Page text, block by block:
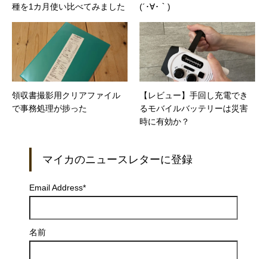
種を1カ月使い比べてみました
(´･∀･｀)
領収書撮影用クリアファイル
で事務処理が捗った
【レビュー】手回し充電でき
るモバイルバッテリーは災害
時に有効か？
マイカのニュースレターに登録
Email Address*
名前